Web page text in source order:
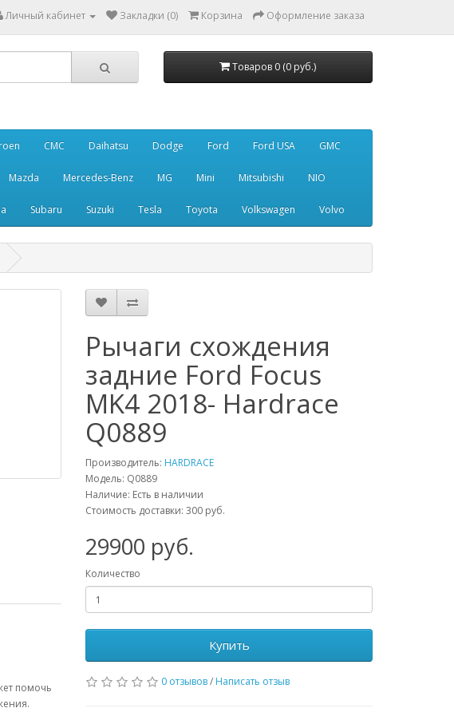
Личный кабинет Закладки (0) Корзина Оформление заказа
Товаров 0 (0 руб.)
CMC Daihatsu Dodge Ford Ford USA GMC
Mazda Mercedes-Benz MG Mini Mitsubishi NIO
Subaru Suzuki Tesla Toyota Volkswagen Volvo
помочь
Рычаги схождения
задние Ford Focus
MK4 2018- Hardrace
Q0889
Производитель: HARDRACE
Модель: Q0889
Наличие: Есть в наличии
Стоимость доставки: 300 руб.
29900 руб.
Количество
Купить
0 отзывов/ Написать отзыв